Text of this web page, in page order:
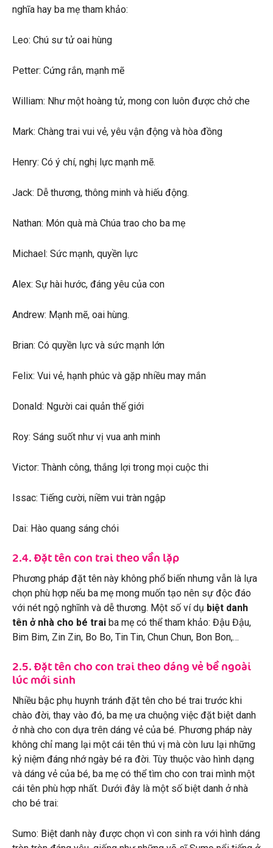
nghĩa hay ba mẹ tham khảo:
Leo: Chú sư tử oai hùng
Petter: Cứng rắn, mạnh mẽ
William: Như một hoàng tử, mong con luôn được chở che
Mark: Chàng trai vui vẻ, yêu vận động và hòa đồng
Henry: Có ý chí, nghị lực mạnh mẽ.
Jack: Dễ thương, thông minh và hiếu động.
Nathan: Món quà mà Chúa trao cho ba mẹ
Michael: Sức mạnh, quyền lực
Alex: Sự hài hước, đáng yêu của con
Andrew: Mạnh mẽ, oai hùng.
Brian: Có quyền lực và sức mạnh lớn
Felix: Vui vẻ, hạnh phúc và gặp nhiều may mắn
Donald: Người cai quản thế giới
Roy: Sáng suốt như vị vua anh minh
Victor: Thành công, thắng lợi trong mọi cuộc thi
Issac: Tiếng cười, niềm vui tràn ngập
Dai: Hào quang sáng chói
2.4. Đặt tên con trai theo vần lặp
Phương pháp đặt tên này không phổ biến nhưng vẫn là lựa
chọn phù hợp nếu ba mẹ mong muốn tạo nên sự độc đáo
với nét ngộ nghĩnh và dễ thương. Một số ví dụ biệt danh
tên ở nhà cho bé trai ba mẹ có thể tham khảo: Đậu Đậu,
Bim Bim, Zin Zin, Bo Bo, Tin Tin, Chun Chun, Bon Bon,…
2.5. Đặt tên cho con trai theo dáng vẻ bề ngoài
lúc mới sinh
Nhiều bậc phụ huynh tránh đặt tên cho bé trai trước khi
chào đời, thay vào đó, ba mẹ ưa chuộng việc đặt biệt danh
ở nhà cho con dựa trên dáng vẻ của bé. Phương pháp này
không chỉ mang lại một cái tên thú vị mà còn lưu lại những
kỷ niệm đáng nhớ ngày bé ra đời. Tùy thuộc vào hình dạng
và dáng vẻ của bé, ba mẹ có thể tìm cho con trai mình một
cái tên phù hợp nhất. Dưới đây là một số biệt danh ở nhà
cho bé trai:
Sumo: Biệt danh này được chọn vì con sinh ra với hình dáng